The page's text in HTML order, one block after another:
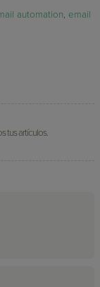
automation,email
tus artículos.